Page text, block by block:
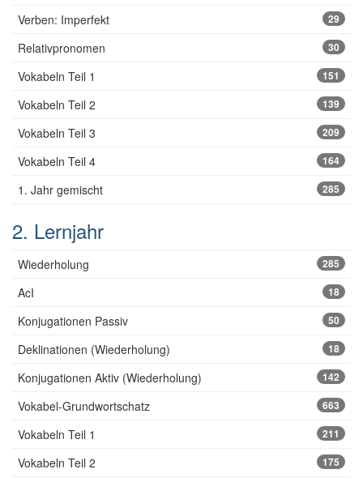
Verben: Imperfekt 29
Relativpronomen 30
Vokabeln Teil 1 151
Vokabeln Teil 2 139
Vokabeln Teil 3 209
Vokabeln Teil 4 164
1. Jahr gemischt 285
2. Lernjahr
Wiederholung 285
AcI 18
Konjugationen Passiv 50
Deklinationen (Wiederholung) 18
Konjugationen Aktiv (Wiederholung) 142
Vokabel-Grundwortschatz 663
Vokabeln Teil 1 211
Vokabeln Teil 2 175